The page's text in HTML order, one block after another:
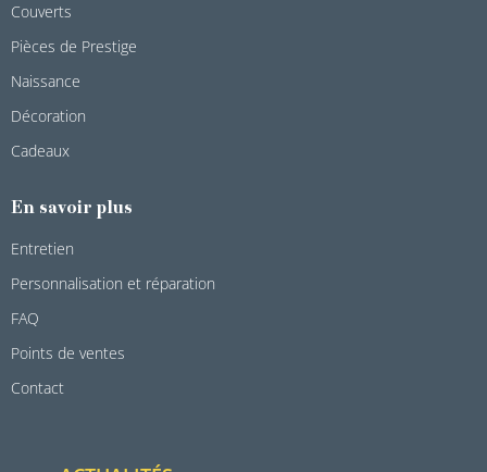
Couverts
Pièces de Prestige
Naissance
Décoration
Cadeaux
En savoir plus
Entretien
Personnalisation et réparation
FAQ
Points de ventes
Contact